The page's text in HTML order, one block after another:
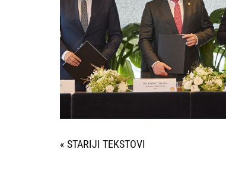
« STARIJI UNOSI